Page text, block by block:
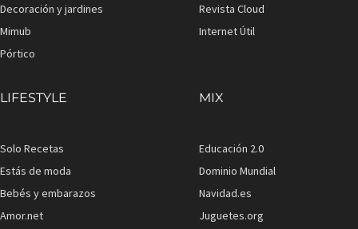
Decoración y jardines
Mimub
Pórtico
Revista Cloud
Internet Útil
LIFESTYLE
Solo Recetas
Estás de moda
Bebés y embarazos
Amor.net
MIX
Educación 2.0
Dominio Mundial
Navidad.es
Juguetes.org